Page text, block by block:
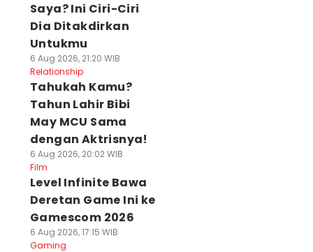
Saya? Ini Ciri-Ciri
Dia Ditakdirkan
Untukmu
6 Aug 2026, 21:20 WIB
Relationship
Tahukah Kamu?
Tahun Lahir Bibi
May MCU Sama
dengan Aktrisnya!
6 Aug 2026, 20:02 WIB
Film
Level Infinite Bawa
Deretan Game Ini ke
Gamescom 2026
6 Aug 2026, 17:15 WIB
Gaming